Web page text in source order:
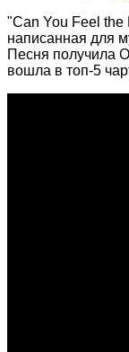
"Can You Feel the
написанная для
Песня получила
вошла в топ-5